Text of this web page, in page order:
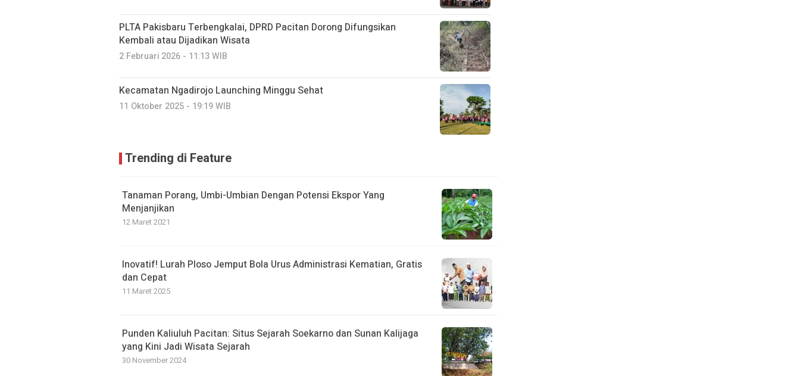
PLTA Pakisbaru Terbengkalai, DPRD Pacitan Dorong Difungsikan
Kembali atau Dijadikan Wisata
2 Februari 2026 - 11:13 WIB
Kecamatan Ngadirojo Launching Minggu Sehat
11 Oktober 2025 - 19:19 WIB
Trending di Feature
Tanaman Porang, Umbi-Umbian Dengan Potensi Ekspor Yang
Menjanjikan
12 Maret 2021
Inovatif! Lurah Ploso Jemput Bola Urus Administrasi Kematian, Gratis
dan Cepat
11 Maret 2025
Punden Kaliuluh Pacitan: Situs Sejarah Soekarno dan Sunan Kalijaga
yang Kini Jadi Wisata Sejarah
30 November 2024